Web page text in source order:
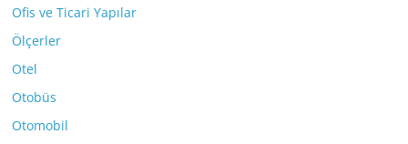
Ofis ve Ticari Yapılar
Ölçerler
Otel
Otobüs
Otomobil